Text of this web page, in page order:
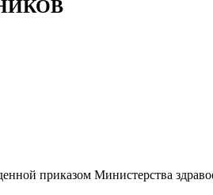
приказом Министерства